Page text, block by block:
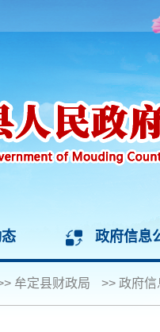
政府信息
牟定县财政局 >> 政府信